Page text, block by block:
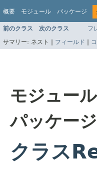
概要 モジュール パッケージ
前のクラス 次のクラス フ
サマリー: ネスト | フィールド |
モジュール
パッケージ
クラス